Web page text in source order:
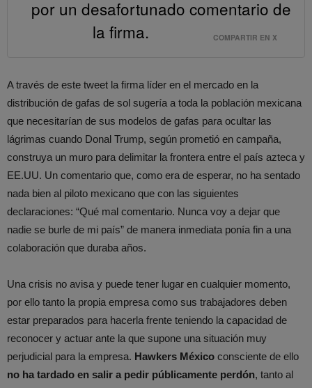
por un desafortunado comentario de
la firma.
COMPARTIR EN X
A través de este tweet la firma líder en el mercado en la
distribución de gafas de sol sugería a toda la población mexicana
que necesitarían de sus modelos de gafas para ocultar las
lágrimas cuando Donal Trump, según prometió en campaña,
construya un muro para delimitar la frontera entre el país azteca y
EE.UU. Un comentario que, como era de esperar, no ha sentado
nada bien al piloto mexicano que con las siguientes
declaraciones: “Qué mal comentario. Nunca voy a dejar que
nadie se burle de mi país” de manera inmediata ponía fin a una
colaboración que duraba años.
Una crisis no avisa y puede tener lugar en cualquier momento,
por ello tanto la propia empresa como sus trabajadores deben
estar preparados para hacerla frente teniendo la capacidad de
reconocer y actuar ante la que supone una situación muy
perjudicial para la empresa. Hawkers México consciente de ello
no ha tardado en salir a pedir públicamente perdón, tanto al